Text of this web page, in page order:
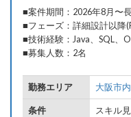
■案件期間：2026年8月〜
■フェーズ：詳細設計以降
■技術経験：Java、SQL、
■募集人数：2名
勤務エリア 大阪市内
条件 スキル